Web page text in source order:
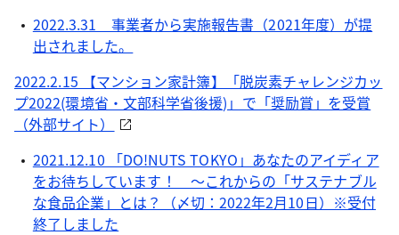
2022.3.31 事業者から実施報告書（2021年度）が提
出されました。
2022.2.15 【マンション家計簿】「脱炭素チャレンジカッ
プ2022(環境省・文部科学省後援)」で「奨励賞」を受賞
（外部サイト）
2021.12.10 「DO!NUTS TOKYO」あなたのアイディア
をお待ちしています！ ～これからの「サステナブル
な食品企業」とは？（〆切：2022年2月10日）※受付
終了しました